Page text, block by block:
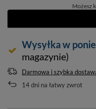
Możesz
Wysyłkaw
magazynie)
Darmowa i szybka
14dni na łatwy zwrot